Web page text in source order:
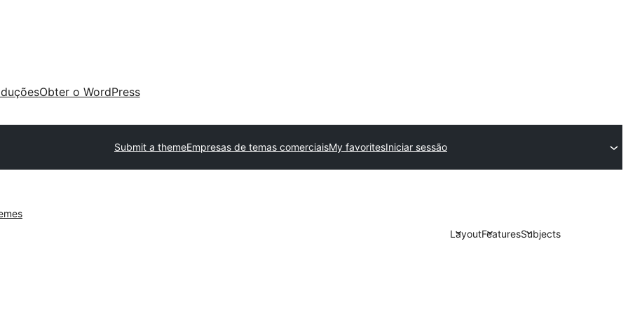
Obter o WordPress
Submit a themeEmpresas de temas comerciaisMy favoritesIniciar sessão
LayoutFeaturesSubjects